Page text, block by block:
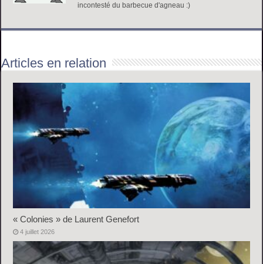
incontesté du barbecue d'agneau :)
Articles en relation
« Colonies » de Laurent Genefort
4 juillet 2026